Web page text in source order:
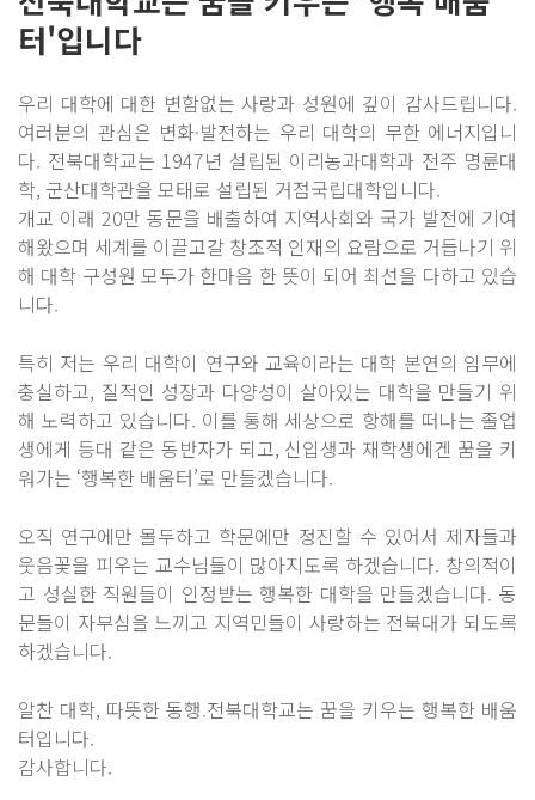
터'입니다
우리 대학에 대한 변함없는 사랑과 성원에 깊이 감사드립니다.
여러분의 관심은 변화·발전하는 우리 대학의 무한 에너지입니
다. 전북대학교는 1947년 설립된 이리농과대학과 전주 명륜대
학, 군산대학관을 모태로 설립된 거점국립대학입니다.
개교 이래 20만 동문을 배출하여 지역사회와 국가 발전에 기여
해왔으며 세계를 이끌고갈 창조적 인재의 요람으로 거듭나기 위
해 대학 구성원 모두가 한마음 한 뜻이 되어 최선을 다하고 있습
니다.
특히 저는 우리 대학이 연구와 교육이라는 대학 본연의 임무에
충실하고, 질적인 성장과 다양성이 살아있는 대학을 만들기 위
해 노력하고 있습니다. 이를 통해 세상으로 항해를 떠나는 졸업
생에게 등대 같은 동반자가 되고, 신입생과 재학생에겐 꿈을 키
워가는 ‘행복한 배움터’로 만들겠습니다.
오직 연구에만 몰두하고 학문에만 정진할 수 있어서 제자들과
웃음꽃을 피우는 교수님들이 많아지도록 하겠습니다. 창의적이
고 성실한 직원들이 인정받는 행복한 대학을 만들겠습니다. 동
문들이 자부심을 느끼고 지역민들이 사랑하는 전북대가 되도록
하겠습니다.
알찬 대학, 따뜻한 동행.전북대학교는 꿈을 키우는 행복한 배움
터입니다.
감사합니다.